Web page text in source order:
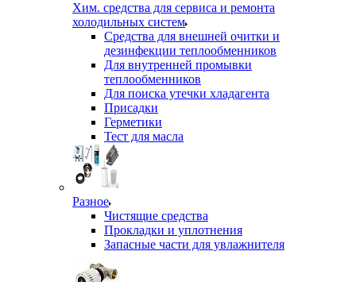
Хим. средства для сервиса и ремонта
холодильных систем
Средства для внешней очитки и
дезинфекции теплообменников
Для внутренней промывки
теплообменников
Для поиска утечки хладагента
Присадки
Герметики
Тест для масла
Разное
Чистящие средства
Прокладки и уплотнения
Запасные части для увлажнителя